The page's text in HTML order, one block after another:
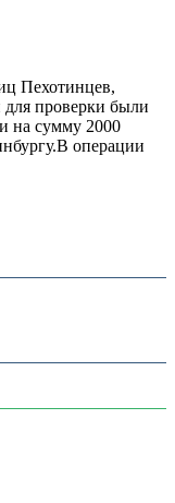
Пехотинцев,
для проверки были
на сумму 2000
операции